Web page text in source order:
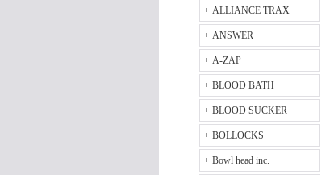
ALLIANCE TRAX
ANSWER
A-ZAP
BLOOD BATH
BLOOD SUCKER
BOLLOCKS
Bowl head inc.